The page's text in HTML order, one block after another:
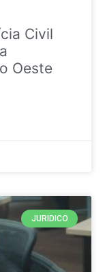
Civil
Oeste
JURIDICO